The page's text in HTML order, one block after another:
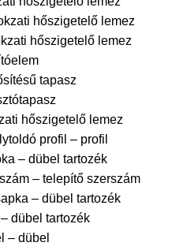
hőszigetelő lemez
hőszigetelő lemez
tapasz
hőszigetelő lemez
profil – profil
– dübel tartozék
– telepítő szerszám
– dübel tartozék
dübel tartozék
– dübel